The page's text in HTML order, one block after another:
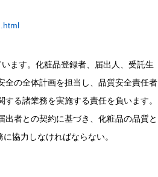
ます。化粧品登録者、届出人、受託生
全の全体計画を担当し、品質安全責任者
る諸業務を実施する責任を負います。
者との契約に基づき、化粧品の品質と
協力しなければならない。